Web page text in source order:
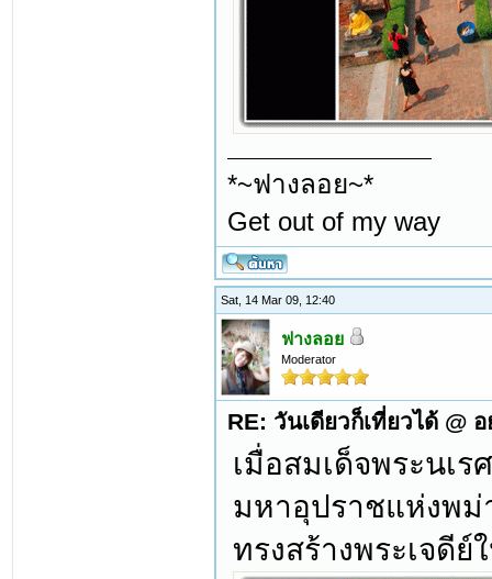
*~ฟางลอย~*
Get out of my way
Sat, 14 Mar 09, 12:40
ฟางลอย
Moderator
RE: วันเดียวก็เที่ยวได้ @
เมื่อสมเด็จพระนเ
มหาอุปราชแห่งพม่
ทรงสร้างพระเจดี